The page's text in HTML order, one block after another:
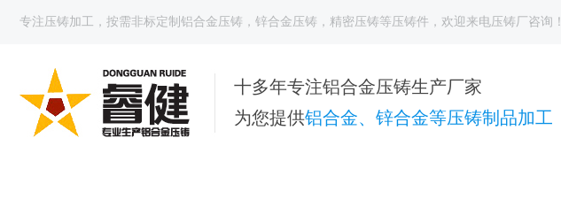
专注压铸加工 ，按需非标定制 铝合金压铸 ， 锌合金压铸 ， 精密压铸等压铸件 ，欢迎来电压铸厂 咨询！
十多年专注铝合金压铸生产厂家
为您提供铝合金、锌合金等压铸制品加工